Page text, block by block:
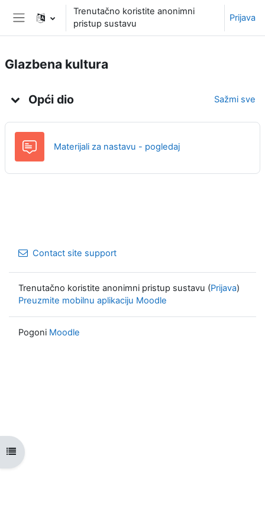
Preskoči na sadržaj
Bočni panel
Trenutačno koristite anonimni
pristup sustavu
Prijava
Prikaži navigaciju
Glazbena kultura
Opći dio Sažmi sve
Materijali za nastavu - pogledaj
Contact site support
Trenutačno koristite anonimni pristup sustavu (Prijava)
Preuzmite mobilnu aplikaciju Moodle
Pogoni Moodle